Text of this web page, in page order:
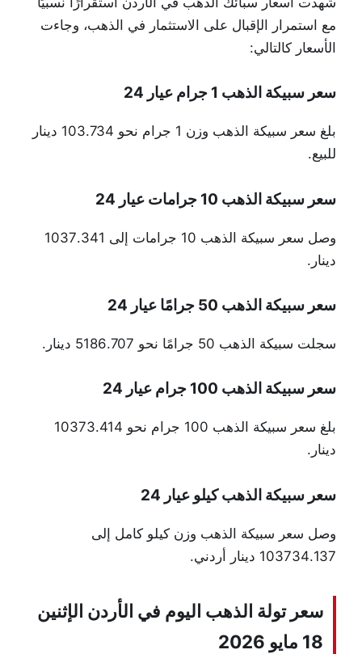
مع استمرار الإقبال على الاستثمار في الذهب، وجاءت
الأسعار كالتالي:
سعر سبيكة الذهب 1 جرام عيار 24
بلغ سعر سبيكة الذهب وزن 1 جرام نحو 103.734 دينار
للبيع.
سعر سبيكة الذهب 10 جرامات عيار 24
وصل سعر سبيكة الذهب 10 جرامات إلى 1037.341
دينار.
سعر سبيكة الذهب 50 جرامًا عيار 24
سجلت سبيكة الذهب 50 جرامًا نحو 5186.707 دينار.
سعر سبيكة الذهب 100 جرام عيار 24
بلغ سعر سبيكة الذهب 100 جرام نحو 10373.414
دينار.
سعر سبيكة الذهب كيلو عيار 24
وصل سعر سبيكة الذهب وزن كيلو كامل إلى
103734.137 دينار أردني.
سعر تولة الذهب اليوم في الأردن الإثنين
18 مايو 2026